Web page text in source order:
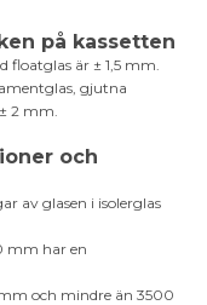
på kassetten
floatglas är ± 1,5 mm.
gjutna
2 mm.
och
av glasen i isolerglas
mm har en
och mindre än 3500